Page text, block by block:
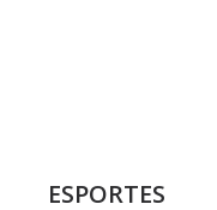
ESPORTES